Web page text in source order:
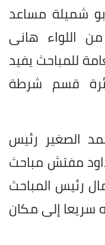
شميلة مساعد
من اللواء هانى
للمباحث يفيد
قسم شرطة
الصغير رئيس
مفتش مباحث
رئيس المباحث
سريعا إلى مكان